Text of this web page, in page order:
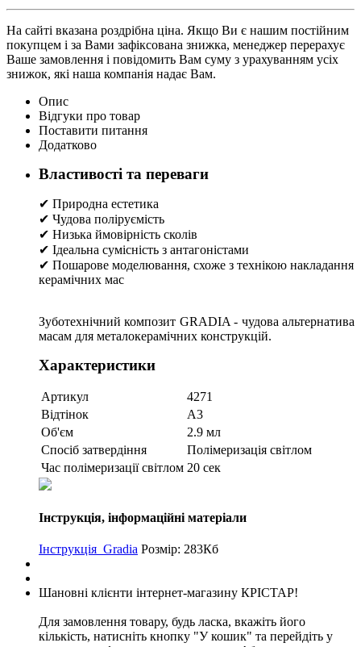
На сайті вказана роздрібна ціна. Якщо Ви є нашим постійним
покупцем і за Вами зафіксована знижка, менеджер перерахує
Ваше замовлення і повідомить Вам суму з урахуванням усіх
знижок, які наша компанія надає Вам.
Опис
Відгуки про товар
Поставити питання
Додатково
Властивості та переваги
✔ Природна естетика
✔ Чудова поліруємість
✔ Низька ймовірність сколів
✔ Ідеальна сумісність з антагоністами
✔ Пошарове моделювання, схоже з технікою накладання
керамічних мас
Зуботехнічний композит GRADIA - чудова альтернатива
масам для металокерамічних конструкцій.
Характеристики
Артикул
4271
Відтінок
A3
Об'єм
2.9 мл
Спосіб затвердіння
Полімеризація світлом
Час полімеризації світлом 20 сек
Інструкція, інформаційні матеріали
Інструкція_Gradia Розмір: 283Кб
Шановні клієнти інтернет-магазину КРІСТАР!
Для замовлення товару, будь ласка, вкажіть його
кількість, натисніть кнопку "У кошик" та перейдіть у